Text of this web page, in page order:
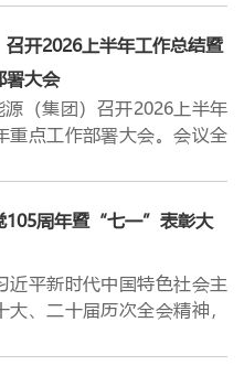
开2026上半年工作总结暨
署大会
（集团） 召开2026上半年
重点工作部署大会。会议全
业形势与重点任务，并统筹
点工作。 公司董事长饶朝
门、子公司负责人参加会
改善部、运行管控中心、
105周年暨“七一”表彰大
近平新时代中国特色社会主
、二十届历次全会精神，
确政绩观，7月1日上午，公